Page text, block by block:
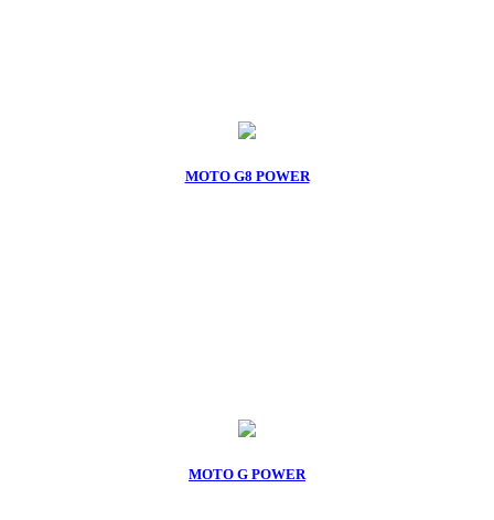
MOTO G8 POWER
MOTO G POWER